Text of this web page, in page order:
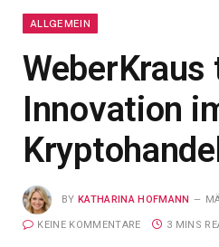
ALLGEMEIN
Innovation
BY KATHARINA HOFMANN
KEINE KOMMENTARE 3 MINS